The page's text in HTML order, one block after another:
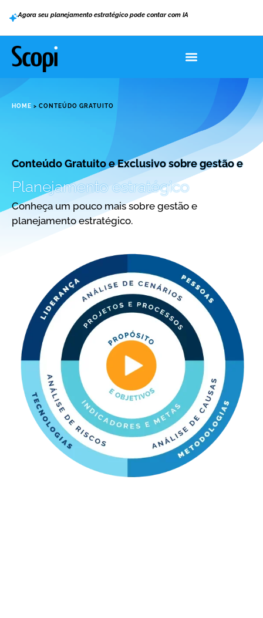
Agora seu planejamento estratégico pode contar com IA
HOME > CONTEÚDO GRATUITO
Conteúdo Gratuito e Exclusivo sobre gestão e
Planejamento estratégico
Conheça um pouco mais sobre gestão e
planejamento estratégico.